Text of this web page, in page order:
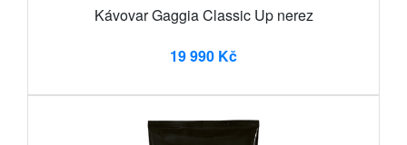
Kávovar Gaggia Classic Up nerez
19 990 Kč